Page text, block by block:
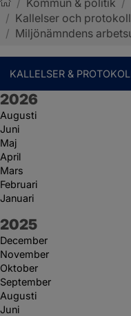
Sotenäs kommun
/ Kommun & politik /
/ Kallelser och protokoll
/ Miljönämndens
KALLELSER &
År:
2026
Augusti
Juni
Maj
April
Mars
Februari
Januari
År:
2025
December
November
Oktober
September
Augusti
Juni